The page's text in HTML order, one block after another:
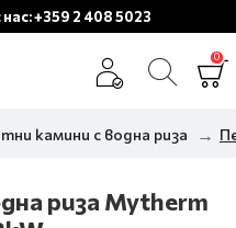
+359 2 408 5023
0
камини с водна риза
риза Mytherm